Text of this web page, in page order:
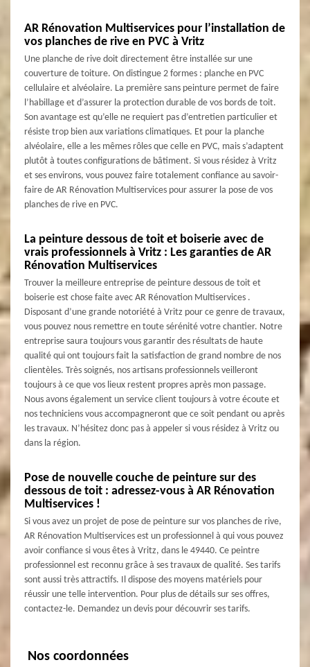
AR Rénovation Multiservices pour l’installation de
vos planches de rive en PVC à Vritz
Une planche de rive doit directement être installée sur une
couverture de toiture. On distingue 2 formes : planche en PVC
cellulaire et alvéolaire. La première sans peinture permet de faire
l’habillage et d’assurer la protection durable de vos bords de toit.
Son avantage est qu’elle ne requiert pas d’entretien particulier et
résiste trop bien aux variations climatiques. Et pour la planche
alvéolaire, elle a les mêmes rôles que celle en PVC, mais s’adaptent
plutôt à toutes configurations de bâtiment. Si vous résidez à Vritz
et ses environs, vous pouvez faire totalement confiance au savoir-
faire de AR Rénovation Multiservices pour assurer la pose de vos
planches de rive en PVC.
La peinture dessous de toit et boiserie avec de
vrais professionnels à Vritz : Les garanties de AR
Rénovation Multiservices
Trouver la meilleure entreprise de peinture dessous de toit et
boiserie est chose faite avec AR Rénovation Multiservices .
Disposant d’une grande notoriété à Vritz pour ce genre de travaux,
vous pouvez nous remettre en toute sérénité votre chantier. Notre
entreprise saura toujours vous garantir des résultats de haute
qualité qui ont toujours fait la satisfaction de grand nombre de nos
clientèles. Très soignés, nos artisans professionnels veilleront
toujours à ce que vos lieux restent propres après mon passage.
Nous avons également un service client toujours à votre écoute et
nos techniciens vous accompagneront que ce soit pendant ou après
les travaux. N’hésitez donc pas à appeler si vous résidez à Vritz ou
dans la région.
Pose de nouvelle couche de peinture sur des
dessous de toit : adressez-vous à AR Rénovation
Multiservices !
Si vous avez un projet de pose de peinture sur vos planches de rive,
AR Rénovation Multiservices est un professionnel à qui vous pouvez
avoir confiance si vous êtes à Vritz, dans le 49440. Ce peintre
professionnel est reconnu grâce à ses travaux de qualité. Ses tarifs
sont aussi très attractifs. Il dispose des moyens matériels pour
réussir une telle intervention. Pour plus de détails sur ses offres,
contactez-le. Demandez un devis pour découvrir ses tarifs.
Nos coordonnées